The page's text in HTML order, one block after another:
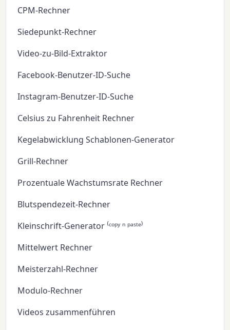
CPM-Rechner
Siedepunkt-Rechner
Video-zu-Bild-Extraktor
Facebook-Benutzer-ID-Suche
Instagram-Benutzer-ID-Suche
Celsius zu Fahrenheit Rechner
Kegelabwicklung Schablonen-Generator
Grill-Rechner
Prozentuale Wachstumsrate Rechner
Blutspendezeit-Rechner
Kleinschrift-Generator ⁽ᶜᵒᵖʸ ⁿ ᵖᵃˢᵗᵉ⁾
Mittelwert Rechner
Meisterzahl-Rechner
Modulo-Rechner
Videos zusammenführen